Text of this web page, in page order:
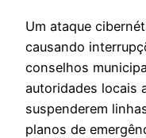
Um ataque
causando
conselhos
autoridades locais
suspenderem
planos de